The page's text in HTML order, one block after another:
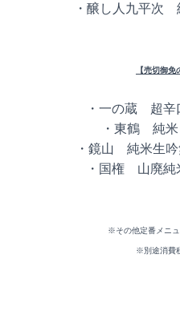
・醸し人九平次
【売切御免
・一の蔵 超
・東鶴 純
・鏡山 純米生
・国権 山廃
※その他定番メニ
※別途消費